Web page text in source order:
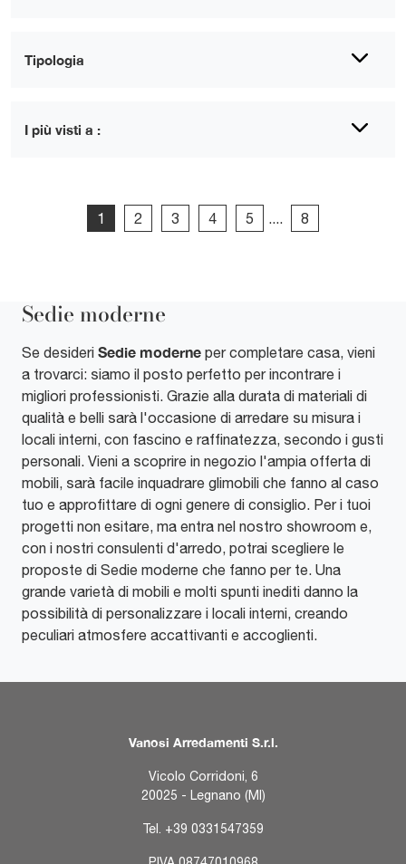
Tipologia
I più visti a :
1 2 3 4 5 .... 8
Sedie moderne
Se desideri Sedie moderne per completare casa, vieni
a trovarci: siamo il posto perfetto per incontrare i
migliori professionisti. Grazie alla durata di materiali di
qualità e belli sarà l'occasione di arredare su misura i
locali interni, con fascino e raffinatezza, secondo i gusti
personali. Vieni a scoprire in negozio l'ampia offerta di
mobili, sarà facile inquadrare glimobili che fanno al caso
tuo e approfittare di ogni genere di consiglio. Per i tuoi
progetti non esitare, ma entra nel nostro showroom e,
con i nostri consulenti d'arredo, potrai scegliere le
proposte di Sedie moderne che fanno per te. Una
grande varietà di mobili e molti spunti inediti danno la
possibilità di personalizzare i locali interni, creando
peculiari atmosfere accattivanti e accoglienti.
Vanosi Arredamenti S.r.l.
Vicolo Corridoni, 6
20025 - Legnano (MI)
Tel. +39 0331547359